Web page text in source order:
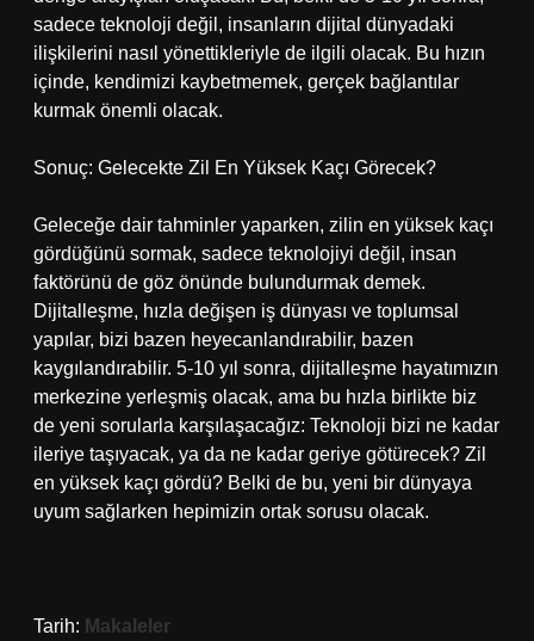
sadece teknoloji değil, insanların dijital dünyadaki
ilişkilerini nasıl yönettikleriyle de ilgili olacak. Bu hızın
içinde, kendimizi kaybetmemek, gerçek bağlantılar
kurmak önemli olacak.
Sonuç: Gelecekte Zil En Yüksek Kaçı Görecek?
Geleceğe dair tahminler yaparken, zilin en yüksek kaçı
gördüğünü sormak, sadece teknolojiyi değil, insan
faktörünü de göz önünde bulundurmak demek.
Dijitalleşme, hızla değişen iş dünyası ve toplumsal
yapılar, bizi bazen heyecanlandırabilir, bazen
kaygılandırabilir. 5-10 yıl sonra, dijitalleşme hayatımızın
merkezine yerleşmiş olacak, ama bu hızla birlikte biz
de yeni sorularla karşılaşacağız: Teknoloji bizi ne kadar
ileriye taşıyacak, ya da ne kadar geriye götürecek? Zil
en yüksek kaçı gördü? Belki de bu, yeni bir dünyaya
uyum sağlarken hepimizin ortak sorusu olacak.
Tarih: Makaleler